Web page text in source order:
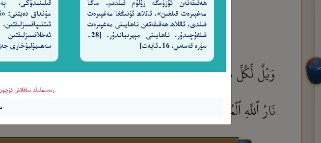
ھەقىقەتەن ئۆزۈمگە زۇلۇم قىلدىم. ماڭا
مەغپىرەت قىلغىن». ئاللاھ ئۇنىڭغا مەغپىرەت
قىلدى، ئاللاھ ھەقىقەتەن ناھايىتى مەغپىرەت
قىلغۇچىدۇر، ناھايىتى مېھرىباندۇر. [28-
سۈرە قەسەس، 16-ئايەت]
قىلىنىدۇكى،
مۇنداق دەيتتى:
سەھىھۇلبۇخارى
رەسىملىك ساقلاش
٣٠
بِسْمِٱللَّهِ
وَيْلٌ لِّكُلِّ هُمَزَةٍ لُّمَزَةٍ ٱلَّذِى جَمَعَ مَالًا وَعَدَّدَهُۥ يَحْسَبُ أَنَّ
نَارُ ٱللَّهِ ٱلْمُوقَدَةُ إِنَّهَا عَلَيْهِم